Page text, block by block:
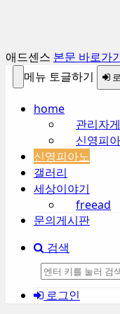
애드센스 본문 바로가
메뉴 토글하기
home
관리자
신영피
신영피아노
갤러리
세상이야기
freead
문의게시판
검색
로그인